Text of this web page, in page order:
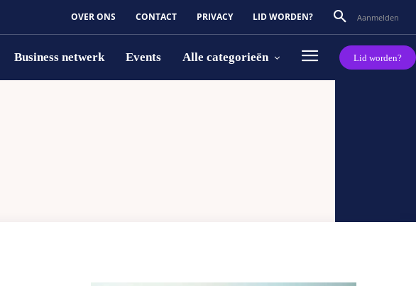
OVER ONS CONTACT PRIVACY LID WORDEN? Aanmelden
Business netwerk Events Alle categorieën Lid worden?